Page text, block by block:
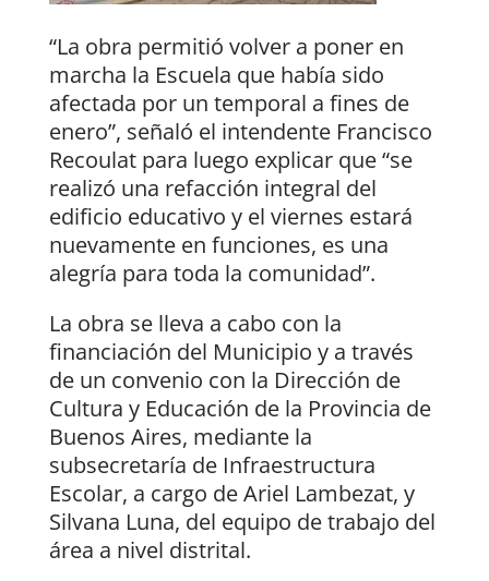
“La obra permitió volver a poner en
marcha la Escuela que había sido
afectada por un temporal a fines de
enero”, señaló el intendente Francisco
Recoulat para luego explicar que “se
realizó una refacción integral del
edificio educativo y el viernes estará
nuevamente en funciones, es una
alegría para toda la comunidad”.
La obra se lleva a cabo con la
financiación del Municipio y a través
de un convenio con la Dirección de
Cultura y Educación de la Provincia de
Buenos Aires, mediante la
subsecretaría de Infraestructura
Escolar, a cargo de Ariel Lambezat, y
Silvana Luna, del equipo de trabajo del
área a nivel distrital.